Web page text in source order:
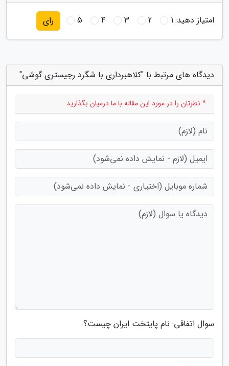
امتیاز دهید:1
2
3
4
5 رای
دیدگاه های مرتبط با "کلاهبرداری با شگرد رجیستری گوشی"
* نظرتان را در مورد این مقاله با ما درمیان بگذارید
سوال اتفاقی: نام پایتخت ایران چیست؟